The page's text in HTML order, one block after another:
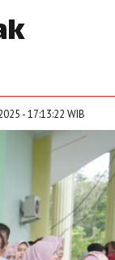
- 17:13:22 WIB